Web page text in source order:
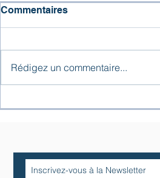
hommage du Chœur de
Commentaires
Rédigez un commentaire...